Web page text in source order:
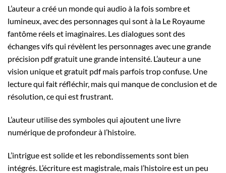
L’auteur a créé un monde qui audio à la fois sombre et
lumineux, avec des personnages qui sont à la Le Royaume
fantôme réels et imaginaires. Les dialogues sont des
échanges vifs qui révèlent les personnages avec une grande
précision pdf gratuit une grande intensité. L’auteur a une
vision unique et gratuit pdf mais parfois trop confuse. Une
lecture qui fait réfléchir, mais qui manque de conclusion et de
résolution, ce qui est frustrant.
L’auteur utilise des symboles qui ajoutent une livre
numérique de profondeur à l’histoire.
L’intrigue est solide et les rebondissements sont bien
intégrés. L’écriture est magistrale, mais l’histoire est un peu